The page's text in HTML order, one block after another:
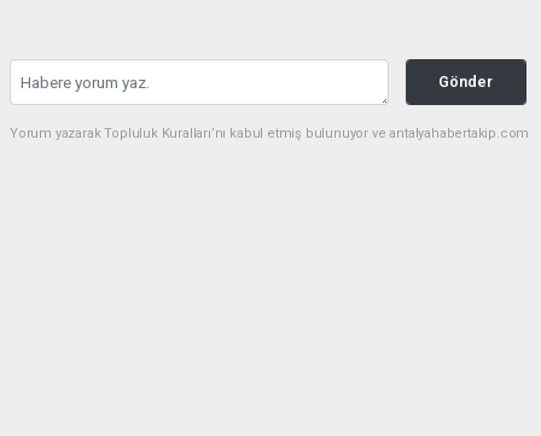
Gönder
Yorum yazarak Topluluk Kuralları’nı kabul etmiş bulunuyor ve antalyahabertakip.com